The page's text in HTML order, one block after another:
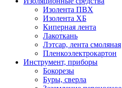
Изолента ПВХ
Изолента ХБ
Киперная лента
Лакоткань
Лэтсар, лента смоляная
Пленкоэлектрокартон
Инструмент, приборы
Бокорезы
Буры, сверла